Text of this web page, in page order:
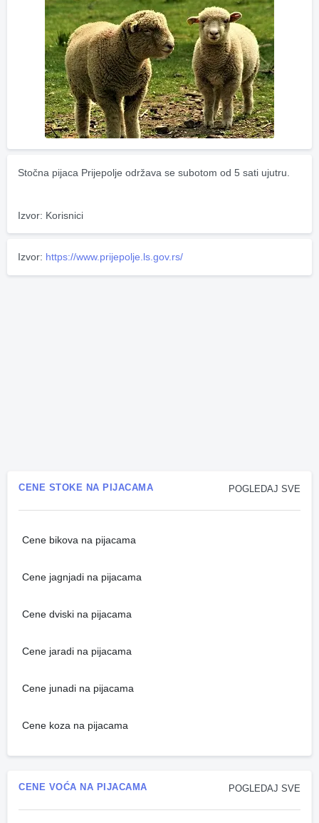
Stočna pijaca Prijepolje održava se subotom od 5 sati ujutru.
Izvor: Korisnici
Izvor: https://www.prijepolje.ls.gov.rs/
POGLEDAJ SVE
CENE STOKE NA PIJACAMA
Cene bikova na pijacama
Cene jagnjadi na pijacama
Cene dviski na pijacama
Cene jaradi na pijacama
Cene junadi na pijacama
Cene koza na pijacama
POGLEDAJ SVE
CENE VOĆA NA PIJACAMA